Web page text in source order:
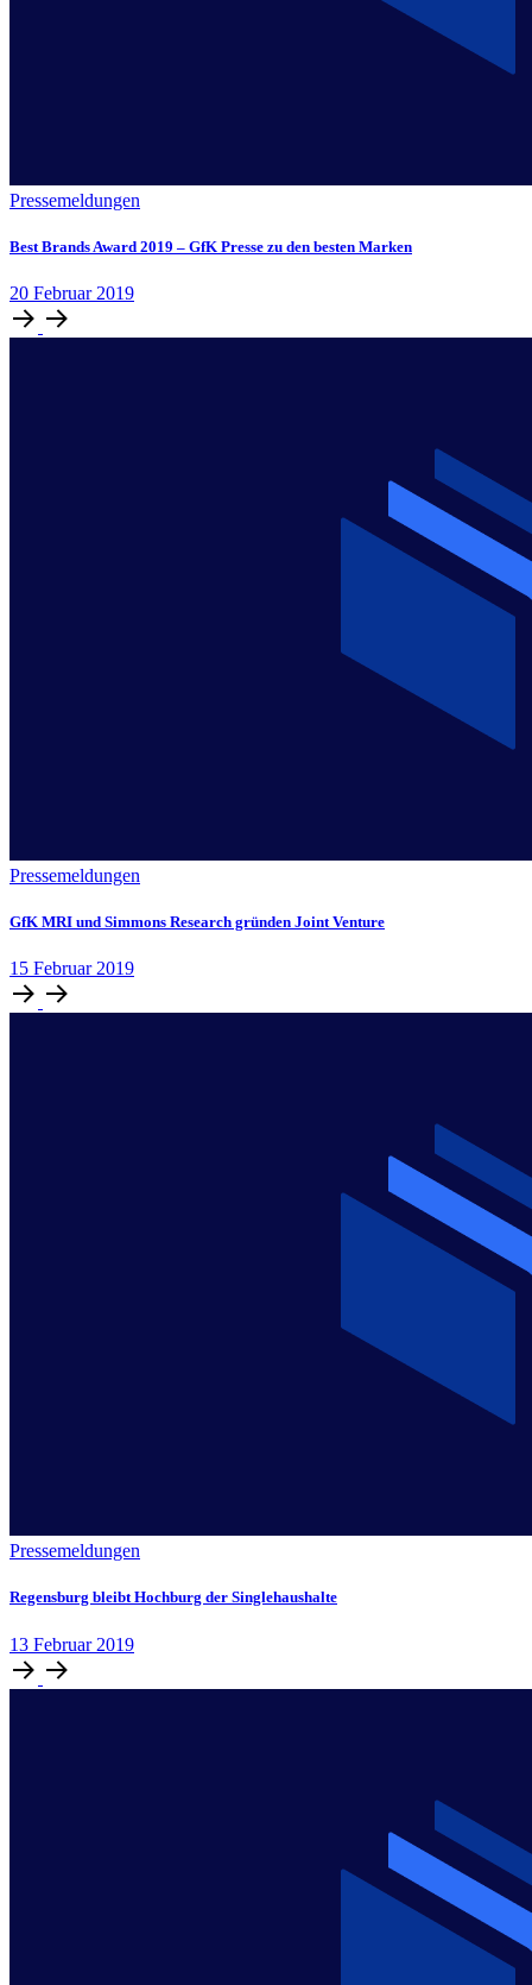
Pressemeldungen
Best Brands Award 2019 – GfK Presse zu den besten Marken
20 Februar 2019
Pressemeldungen
GfK MRI und Simmons Research gründen Joint Venture
15 Februar 2019
Pressemeldungen
Regensburg bleibt Hochburg der Singlehaushalte
13 Februar 2019